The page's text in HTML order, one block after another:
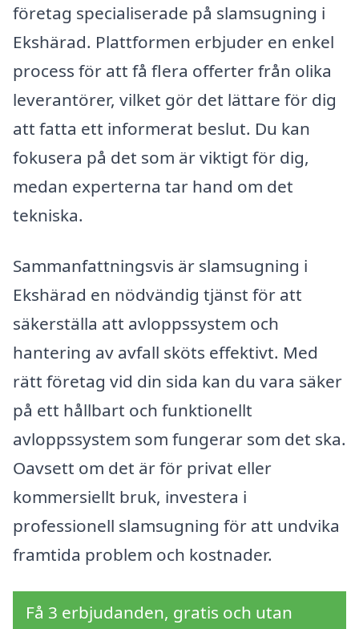
företag specialiserade på slamsugning i
Ekshärad. Plattformen erbjuder en enkel
process för att få flera offerter från olika
leverantörer, vilket gör det lättare för dig
att fatta ett informerat beslut. Du kan
fokusera på det som är viktigt för dig,
medan experterna tar hand om det
tekniska.
Sammanfattningsvis är slamsugning i
Ekshärad en nödvändig tjänst för att
säkerställa att avloppssystem och
hantering av avfall sköts effektivt. Med
rätt företag vid din sida kan du vara säker
på ett hållbart och funktionellt
avloppssystem som fungerar som det ska.
Oavsett om det är för privat eller
kommersiellt bruk, investera i
professionell slamsugning för att undvika
framtida problem och kostnader.
Få 3 erbjudanden, gratis och utan